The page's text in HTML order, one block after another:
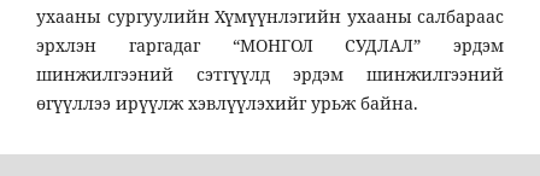
ухааны сургуулийн Хүмүүнлэгийн ухааны салбараас
эрхлэн гаргадаг “МОНГОЛ СУДЛАЛ” эрдэм
шинжилгээний сэтгүүлд эрдэм шинжилгээний
өгүүллээ ирүүлж хэвлүүлэхийг урьж байна.